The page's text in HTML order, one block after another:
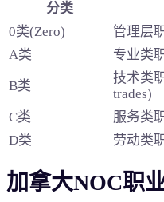
分类
0类(Zero)
管理层
A类
专业类
B类
技术类
trades)
C类
服务类
D类
劳动类
加拿大NOC职